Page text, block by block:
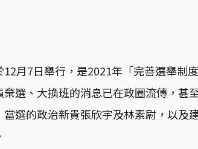
月7日舉行，是2021年「完善選舉制
選、大換班的消息已在政圈流傳，甚
選的政治新貴張欣宇及林素尉，以及